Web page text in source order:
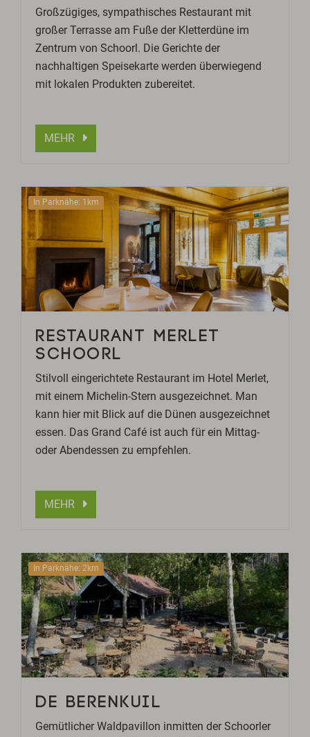
Großzügiges, sympathisches Restaurant mit
großer Terrasse am Fuße der Kletterdüne im
Zentrum von Schoorl. Die Gerichte der
nachhaltigen Speisekarte werden überwiegend
mit lokalen Produkten zubereitet.
MEHR
In Parknähe: 1km
RESTAURANT MERLET
SCHOORL
Stilvoll eingerichtete Restaurant im Hotel Merlet,
mit einem Michelin-Stern ausgezeichnet. Man
kann hier mit Blick auf die Dünen ausgezeichnet
essen. Das Grand Café ist auch für ein Mittag-
oder Abendessen zu empfehlen.
MEHR
In Parknähe: 2km
DE BERENKUIL
Gemütlicher Waldpavillon inmitten der Schoorler